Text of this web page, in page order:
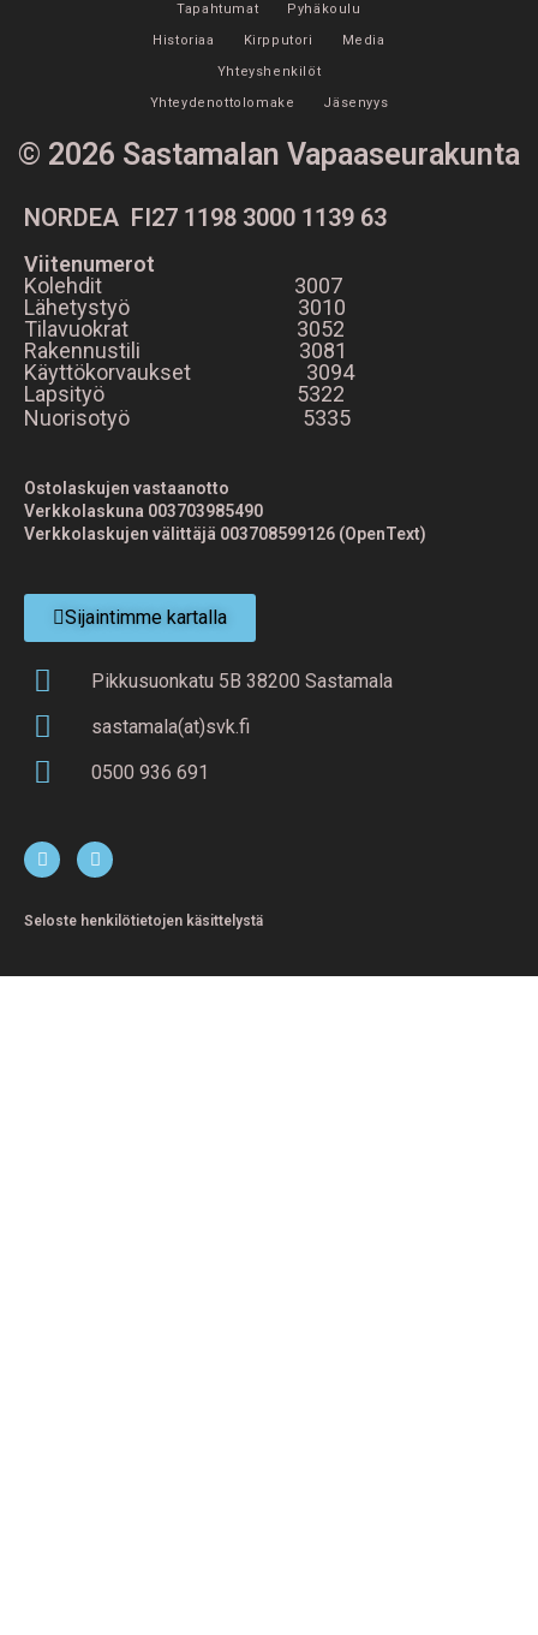
Tapahtumat
Pyhäkoulu
Historiaa
Kirpputori
Media
Yhteyshenkilöt
Yhteydenottolomake
Jäsenyys
© 2026 Sastamalan Vapaaseurakunta
NORDEA FI27 1198 3000 1139 63
Viitenumerot
Kolehdit 3007
Lähetystyö 3010
Tilavuokrat 3052
Rakennustili 3081
Käyttökorvaukset 3094
Lapsityö 5322
Nuorisotyö 5335
Ostolaskujen vastaanotto
Verkkolaskuna 003703985490
Verkkolaskujen välittäjä 003708599126 (OpenText)
Sijaintimme kartalla
Pikkusuonkatu 5B 38200 Sastamala
sastamala(at)svk.fi
0500 936 691
Seloste henkilötietojen käsittelystä